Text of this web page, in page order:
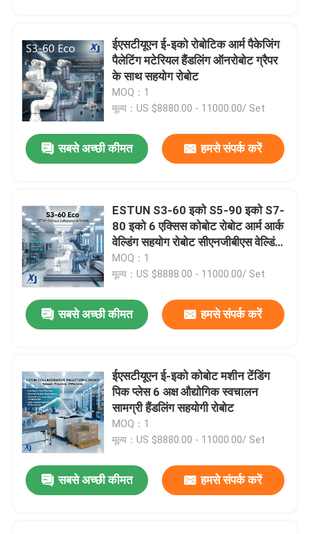
ईएसटीयूएन ई-इको रोबोटिक आर्म पैकेजिंग
पैलेटिंग मटेरियल हैंडलिंग ऑनरोबोट ग्रैपर
के साथ सहयोग रोबोट
MOQ：1
मूल्य：US $8880.00 - 11000.00/ Set
सबसे अच्छी कीमत हमसे संपर्क करें
ESTUN S3-60 इको S5-90 इको S7-
80 इको 6 एक्सिस कोबोट रोबोट आर्म आर्क
वेल्डिंग सहयोग रोबोट सीएनजीबीएस वेल्डिंग
पोजिशनिंग
MOQ：1
मूल्य：US $8888.00 - 11000.00/ Set
सबसे अच्छी कीमत हमसे संपर्क करें
ईएसटीयूएन ई-इको कोबोट मशीन टेंडिंग
पिक प्लेस 6 अक्ष औद्योगिक स्वचालन
सामग्री हैंडलिंग सहयोगी रोबोट
MOQ：1
मूल्य：US $8880.00 - 11000.00/ Set
सबसे अच्छी कीमत हमसे संपर्क करें